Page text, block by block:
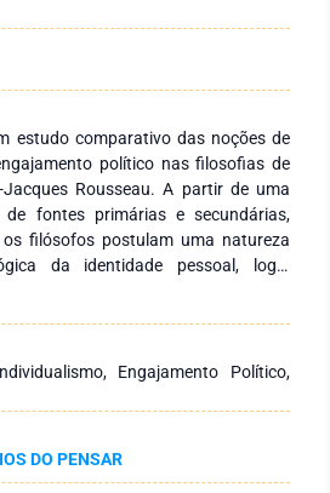
estudo comparativo das noções de
político nas filosofias de
Rousseau. A partir de uma
de fontes primárias e secundárias,
filósofos postulam uma natureza
da identidade pessoal, logo,
de relação duradoura com os
na modernidade com base em
servem de fundamento para o
cidadãos.
Engajamento Político,
DO PENSAR